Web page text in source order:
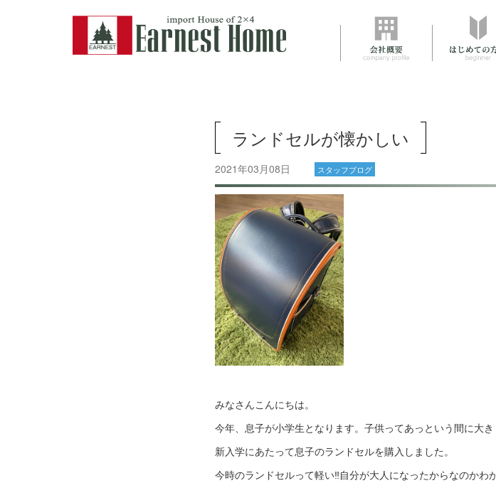
ランドセルが懐かしい
2021年03月08日 スタッフブログ
みなさんこんにちは。
今年、息子が小学生となります。子供ってあっという間に大き
新入学にあたって息子のランドセルを購入しました。
今時のランドセルって軽い‼自分が大人になったからなのか